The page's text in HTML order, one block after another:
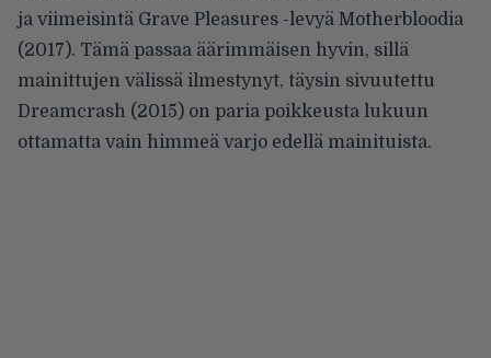
ja viimeisintä Grave Pleasures -levyä Motherbloodia
(2017). Tämä passaa äärimmäisen hyvin, sillä
mainittujen välissä ilmestynyt, täysin sivuutettu
Dreamcrash (2015) on paria poikkeusta lukuun
ottamatta vain himmeä varjo edellä mainituista.